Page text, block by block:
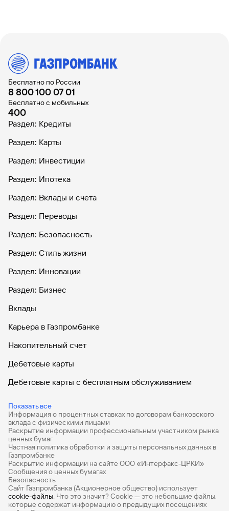
Бесплатно по России
8 800 100 07 01
Бесплатно с мобильных
400
Раздел: Кредиты
Раздел: Карты
Раздел: Инвестиции
Раздел: Ипотека
Раздел: Вклады и счета
Раздел: Переводы
Раздел: Безопасность
Раздел: Стиль жизни
Раздел: Инновации
Раздел: Бизнес
Вклады
Карьера в Газпромбанке
Накопительный счет
Дебетовые карты
Дебетовые карты с бесплатным обслуживанием
Показать все
Банковские вклады на 3 месяца
Вклады с высоким процентом
Калькулятор вкладов
Виртуальные карты
Премиум
Информация о процентных ставках по договорам банковского
вклада с физическими лицами
Раскрытие информации профессиональным участником рынка
ценных бумаг
Частная политика обработки и защиты персональных данных в
Газпромбанке
Раскрытие информации на сайте ООО «Интерфакс-ЦРКИ»
Сообщения о ценных бумагах
Безопасность
Сайт Газпромбанка (Акционерное общество) использует
cookie-файлы. Что это значит? Сookie — это небольшие файлы,
которые содержат информацию о предыдущих посещениях